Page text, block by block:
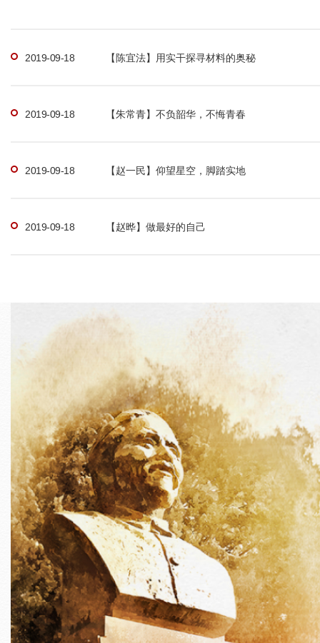
2019-09-18 【陈宜法】用实干探寻材料的奥秘
2019-09-18 【朱常青】不负韶华，不悔青春
2019-09-18 【赵一民】仰望星空，脚踏实地
2019-09-18 【赵晔】做最好的自己